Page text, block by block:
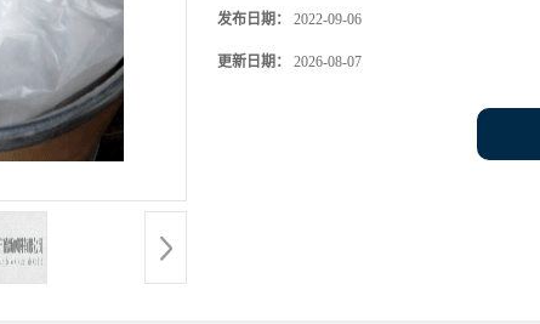
发布日期： 2022-09-06
更新日期： 2026-08-07